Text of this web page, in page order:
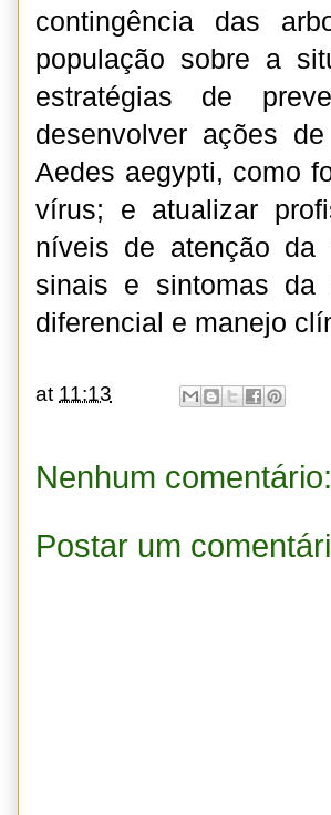
contingência das
população sobre a
estratégias de
desenvolver ações
Aedes aegypti, como
vírus; e atualizar
níveis de atenção da
sinais e sintomas da
diferencial e manejo
at 11:13
Nenhum comentário:
Postar um